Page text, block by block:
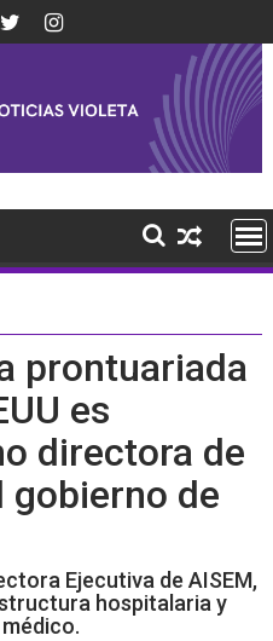
prontuariada
es
directora de
gobierno de
Ejecutiva de AISEM,
hospitalaria y